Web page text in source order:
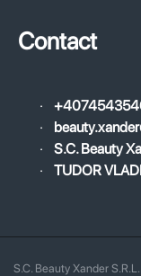
Contact
·
·
·
S.C. Beauty
·
TUDOR
S.C. Beauty Xander